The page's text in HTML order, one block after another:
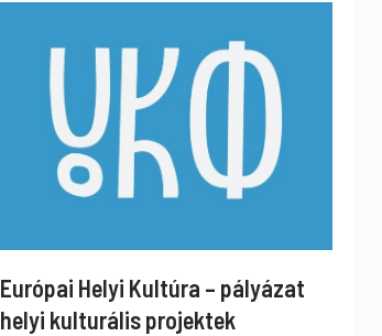
Európai Helyi Kultúra – pályázat
helyi kulturális projektek